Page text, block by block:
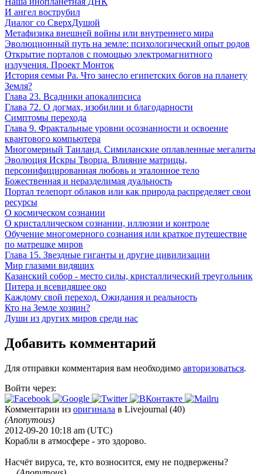
И ангел вострубил
Диалог со СверхДушой
Метафизика внешней войны или внутреннего мира
Эволюционный путь на земле: психологический опыт родов
Открытие порталов с помощью электромагнитного
излучения. Проект Монток
История семьи Ра. Что занесло египетских богов на планету
Земля?
Глава 23. Всадники апокалипсиса
Глава 72. О догмах, изобилии и благодарности
Симптомы перехода
Глава 9. Фрактальные уровни осознанности и освоение
квантового компьютера
Многомерный Таиланд. Симиланские оплавленные мегалиты
Эволюция Искры Творца. Влияние матрицы,
персонифицированная любовь и эталонное тело
Божественная и неразделимая дуальность
Портал телепорт облаков или как природа распределяет свои
ресурсы
О космическом сознании
О кристаллическом сознании, иллюзии и контроле
Обучение многомерного сознания или краткое путешествие
по матрешке миров
Глава 15. Звездные гиганты и другие цивилизации
Мир глазами видящих
Казанский собор - место силы, кристаллический треугольник
Питера и всевидящее око
Каждому свой переход. Ожидания и реальность
Кто на Земле хозяин?
Души из других миров среди нас
Добавить комментарий
Для отправки комментария вам необходимо авторизоваться.
Войти через:
Комментарии из оригинала в Livejournal (40)
(Anonymous)
2012-09-20 10:18 am (UTC)
Корабли в атмосфере - это здорово.
Насчёт вируса, те, кто возносится, ему не подвержены?